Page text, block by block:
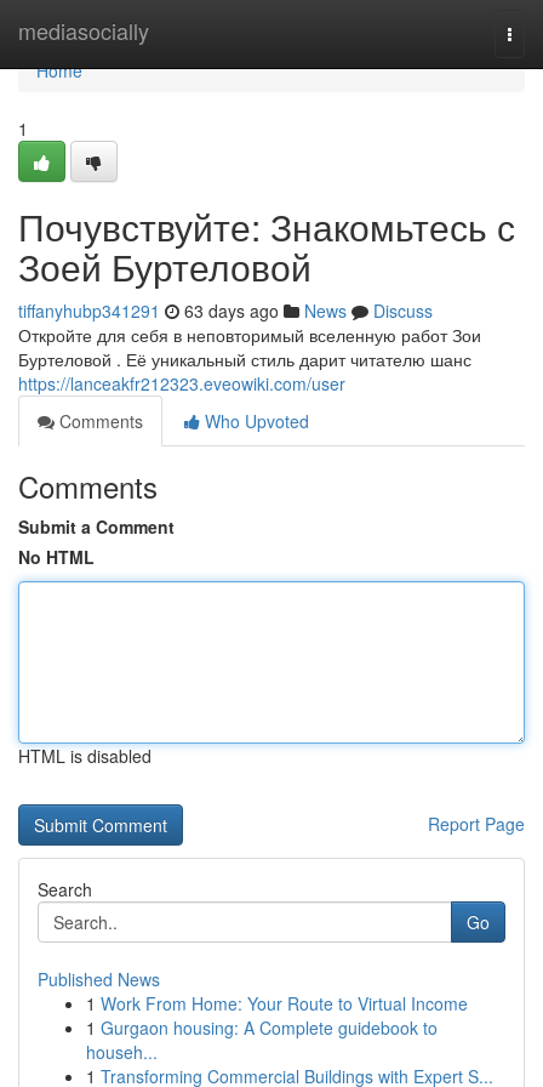
mediasocially
Home
Home
1
Почувствуйте: Знакомьтесь с
Зоей Буртеловой
tiffanyhubp341291 63 days ago News
Discuss
Откройте для себя в неповторимый вселенную работ Зои
Буртеловой . Её уникальный стиль дарит читателю шанс
https://lanceakfr212323.eveowiki.com/user
Comments
Who Upvoted
Comments
Submit a Comment
No HTML
HTML is disabled
Report Page
Search
Go
Published News
1 Work From Home: Your Route to Virtual Income
1 Gurgaon housing: A Complete guidebook to
househ...
1 Transforming Commercial Buildings with Expert S...